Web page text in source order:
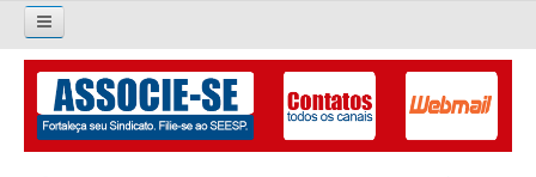
Pesquisar...
O SINDICATO